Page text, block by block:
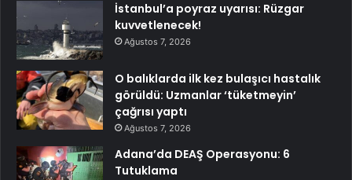
İstanbul’a poyraz uyarısı: Rüzgar
kuvvetlenecek!
Ağustos 7, 2026
O balıklarda ilk kez bulaşıcı hastalık
görüldü: Uzmanlar ‘tüketmeyin’
çağrısı yaptı
Ağustos 7, 2026
Adana’da DEAŞ Operasyonu: 6
Tutuklama